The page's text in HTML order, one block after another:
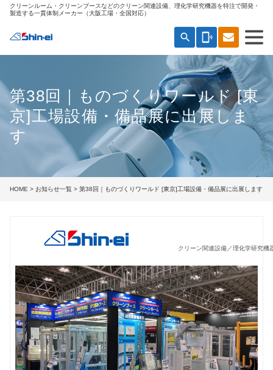
クリーンルーム・クリーンブースなどのクリーン関連設備、理化学研究機器を特注で開発・
製造する一貫体制メーカー（大阪工場・全国対応）
search phonelink_ring
第38回｜ものづくりワールド [東
京]工場設備・備品展に出展しま
す
HOME > お知らせ一覧 > 第38回｜ものづくりワールド [東京]工場設備・備品展に出展します
クリーン関連設備／理化学研究機